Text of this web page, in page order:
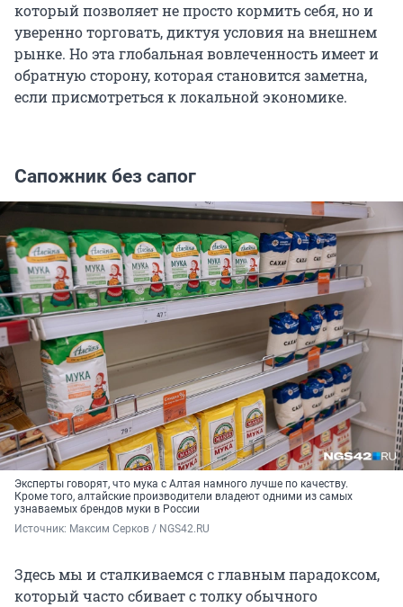
который позволяет не просто кормить себя, но и
уверенно торговать, диктуя условия на внешнем
рынке. Но эта глобальная вовлеченность имеет и
обратную сторону, которая становится заметна,
если присмотреться к локальной экономике.
Сапожник без сапог
Эксперты говорят, что мука с Алтая намного лучше по качеству.
Кроме того, алтайские производители владеют одними из самых
узнаваемых брендов муки в России
Источник: Максим Серков / NGS42.RU
Здесь мы и сталкиваемся с главным парадоксом,
который часто сбивает с толку обычного